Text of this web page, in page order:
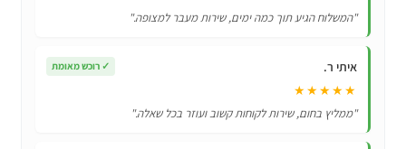
והמתקדם
שמגן
המסך
שלכם!
"המשלוח הגיע תוך כמה ימים, שירות מעבר למצופה."
איתי ר. ✓ רוכש מאומת
★★★★★
"ממליץ בחום, שירות לקוחות קשוב ועוזר בכל שאלה."